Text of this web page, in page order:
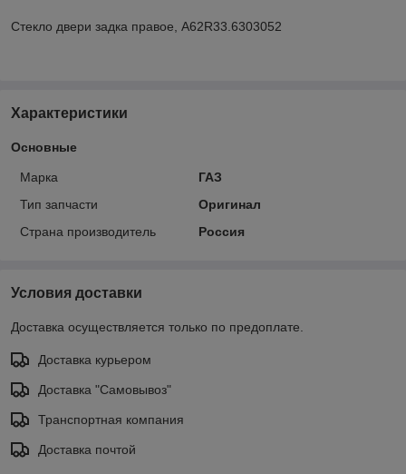
Стекло двери задка правое, А62R33.6303052
Характеристики
Основные
Марка
ГАЗ
Тип запчасти
Оригинал
Страна производитель
Россия
Условия доставки
Доставка осуществляется только по предоплате.
Доставка курьером
Доставка "Самовывоз"
Транспортная компания
Доставка почтой